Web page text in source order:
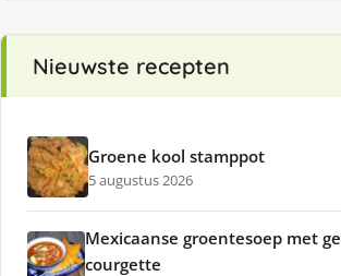
Nieuwste recepten
Groene kool stamppot
5 augustus 2026
Mexicaanse groentesoep met
courgette